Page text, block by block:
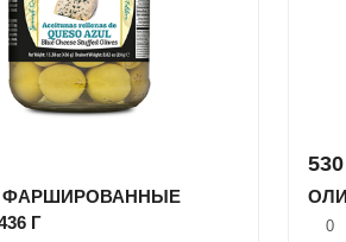
ФАРШИРОВАННЫЕ
Г
0